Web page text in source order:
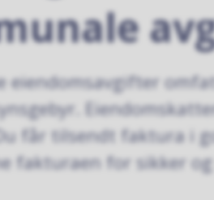
eiendomsavgifter
får tilsendt faktura i
fakturaen for sikker